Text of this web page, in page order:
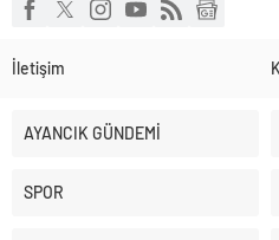
İletişim
AYANCIK GÜNDEMİ
SPOR